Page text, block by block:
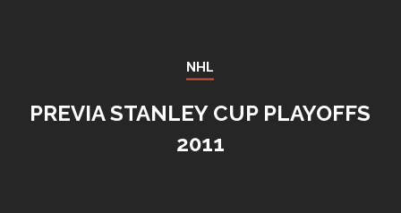
NHL
PREVIA STANLEY CUP PLAYOFFS
2011